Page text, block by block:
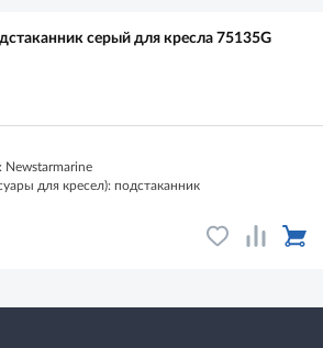
серый для кресла 75135G
Newstarmarine
для кресел): подстаканник